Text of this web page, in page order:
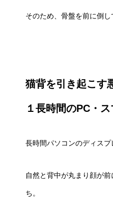
そのため、骨盤を前に倒
猫背を引き起こす
１長時間のPC・
長時間パソコンのディス
自然と背中が丸まり顔が
ち。